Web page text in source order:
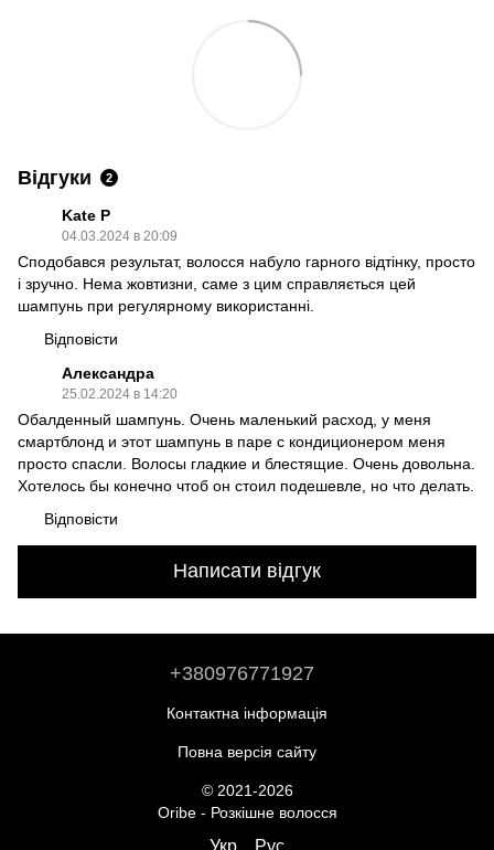
Відгуки 2
Kate P
04.03.2024 в 20:09
Сподобався результат, волосся набуло гарного відтінку, просто
і зручно. Нема жовтизни, саме з цим справляється цей
шампунь при регулярному використанні.
Відповісти
Александра
25.02.2024 в 14:20
Обалденный шампунь. Очень маленький расход, у меня
смартблонд и этот шампунь в паре с кондиционером меня
просто спасли. Волосы гладкие и блестящие. Очень довольна.
Хотелось бы конечно чтоб он стоил подешевле, но что делать.
Відповісти
Написати відгук
+380976771927
Контактна інформація
Повна версія сайту
© 2021-2026
Oribe - Розкішне волосся
Укр Рус